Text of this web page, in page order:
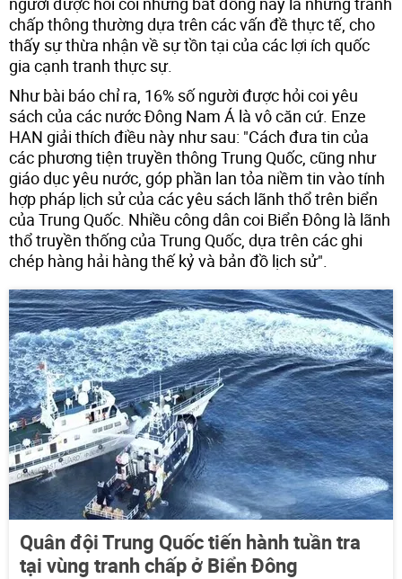
chấp thông thường dựa trên các vấn đề thực tế, cho
thấy sự thừa nhận về sự tồn tại của các lợi ích quốc
gia cạnh tranh thực sự.
Như bài báo chỉ ra, 16% số người được hỏi coi yêu
sách của các nước Đông Nam Á là vô căn cứ. Enze
HAN giải thích điều này như sau: "Cách đưa tin của
các phương tiện truyền thông Trung Quốc, cũng như
giáo dục yêu nước, góp phần lan tỏa niềm tin vào tính
hợp pháp lịch sử của các yêu sách lãnh thổ trên biển
của Trung Quốc. Nhiều công dân coi Biển Đông là lãnh
thổ truyền thống của Trung Quốc, dựa trên các ghi
chép hàng hải hàng thế kỷ và bản đồ lịch sử".
Quân đội Trung Quốc tiến hành tuần tra
tại vùng tranh chấp ở Biển Đông